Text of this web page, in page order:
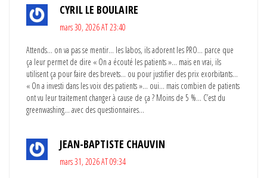
CYRIL LE BOULAIRE
mars 30, 2026 AT 23:40
Attends… on va pas se mentir… les labos, ils adorent les PRO… parce que
ça leur permet de dire « On a écouté les patients »… mais en vrai, ils
utilisent ça pour faire des brevets… ou pour justifier des prix exorbitants…
« On a investi dans les voix des patients »… oui… mais combien de patients
ont vu leur traitement changer à cause de ça ? Moins de 5 %… C’est du
greenwashing… avec des questionnaires…
JEAN-BAPTISTE CHAUVIN
mars 31, 2026 AT 09:34